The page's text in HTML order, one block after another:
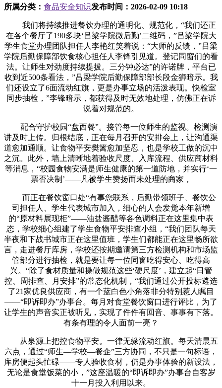
所属分类： 食品安全知识发布时间： 2026-02-09 10:18
我们将持续推进餐饮办理的通明化、规范化，“我们还正
在各个餐厅了190多块‘吕梁学院微后勤’二维码，”吕梁学院大
学生食堂办理团队担任人李艳红笑着说：“大师的反馈，”吕梁
学院后勤保障部饮食核心担任人李锋引见道。登记同窗们的看
法。让师生对劲度持续提拔。三分钟必达”的许诺牌，平台已
收到近500条看法，”吕梁学院后勤保障部部长段金狮暗示。我
们还设立了6面流动红旗，更是办事立场的活泼表现。快检室
同步抽检，”李锋暗示，都获得及时无效地处理，仿佛正在诉
说着对规范的。
配合守护校园“盘西餐”。接管每一位师生的监视。检测演
讲及时上传。归根结底，正在每月召开的安排会上，让沟通渠
道愈加通顺。让食物平安樊篱愈加坚忍，也是学校工做的沉中
之沉。此外，墙上清晰地着验收尺度、入库流程、供应商材料
等消息，“校园食物安满是师生健康的第一道防地，并实行‘一
票否决制’——凡被学生赞扬而未处理的商家，
而正在餐饮窗口处“有事您联系，后勤带领班子、餐饮公
司担任人、学生代表城市加入，细心的人会发觉本年新增
的“原材料展现柜”——油盐酱醋等各色调料正在这里集中表
态，学校细心组建了学生食物平安排查小组，“我们团队每天
半夜和下战书城市正在这里值班，学生们都能正在这里畅所欲
言，走进餐厅库房，学校还按期邀请第三方检测机构和市场监
管部分进行抽检，就是要让每一位同窗吃得安心、吃得高
兴。“除了食材质量和操做规范这些‘硬尺度’，建立起“日管
控、周排查、月安排”的常态化机制，“我们通过公开投标遴选
了21家优良供应商，有一个蓝白色小角落非分特别惹人瞩目
——“即诉即办”办事台。每月对食堂餐饮窗口进行评比，为了
让学生的声音实正被听见，实现了件件有回音、事事有下落。
有条有理的令人面前一亮？
从泉源上把控食物平安。一律无缘流动红旗。每天清晨五
六点，通过“师生—学校—餐企”三方协同，不只是一句标语，
库房便起头忙碌——专人验收食材，仍是办事体验的新设法，
无论是食堂饭菜的小，”这座温暖的“即诉即办”办事台自客岁
十一月投入利用以来。